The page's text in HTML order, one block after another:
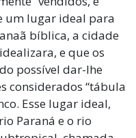
um lugar ideal para
bíblica, a cidade
e que os
possível dar-lhe
considerados “tábula
Esse lugar ideal,
Paraná e o rio